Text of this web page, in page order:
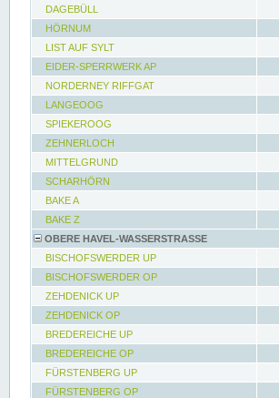
DAGEBÜLL
HÖRNUM
LIST AUF SYLT
EIDER-SPERRWERK AP
NORDERNEY RIFFGAT
LANGEOOG
SPIEKEROOG
ZEHNERLOCH
MITTELGRUND
SCHARHÖRN
BAKE A
BAKE Z
OBERE HAVEL-WASSERSTRASSE
BISCHOFSWERDER UP
BISCHOFSWERDER OP
ZEHDENICK UP
ZEHDENICK OP
BREDEREICHE UP
BREDEREICHE OP
FÜRSTENBERG UP
FÜRSTENBERG OP